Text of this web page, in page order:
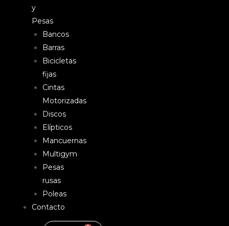
y
Pesas
Bancos
Barras
Bicicletas
fijas
Cintas
Motorizadas
Discos
Elípticos
Mancuernas
Multigym
Pesas
rusas
Poleas
Contacto